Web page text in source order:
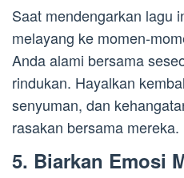
Saat mendengarkan lagu
melayang ke momen-
Anda alami bersama
rindukan. Hayalkan
senyuman, dan
rasakan bersama mereka.
5. Biarkan Emosi